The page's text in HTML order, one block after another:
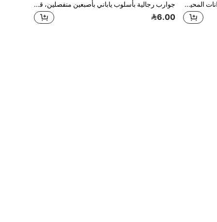
جوارب تابى بتصميم كرتوني لطيف لحيوانات المحيط (ناعمة وقابلة للتنفس، جوارب طاقم ب- 2 أصبع، مناسبة للرجال والنساء)، جوارب كاجوال إبداعية بنمط سمك/حوت ممتع جوارب رجالية بأسلوب ياباني بأصبعين منفصلين، قطن نقي حتى منتصف الساق، قابلة للتنفس ومقاومة للتكتل، باللون الأسود والأبيض والرمادي، جوارب متعددة الاستخدامات بأصبعين
6.00